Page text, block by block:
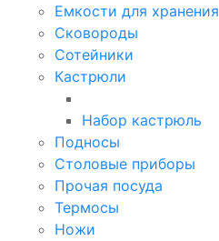
Емкости для хранения
Сковороды
Сотейники
Кастрюли
Набор кастрюль
Подносы
Столовые приборы
Прочая посуда
Термосы
Ножи